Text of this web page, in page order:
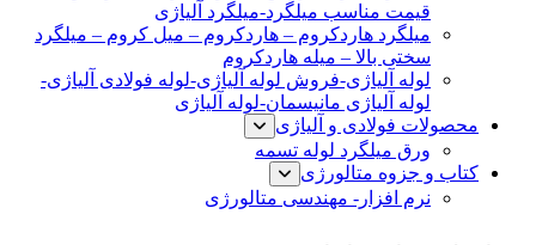
قیمت مناسب میلگرد-میلگرد آلیاژی
میلگرد هاردکروم – هاردکروم – میل کروم – میلگرد
سختی بالا – میله هاردکروم
لوله آلیاژی-فروش لوله آلیاژی-لوله فولادی آلیاژی-
لوله آلیاژی مانیسمان-لوله آلیاژی
محصولات فولادی و آلیاژی
ورق میلگرد لوله تسمه
کتاب و جزوه متالورژی
نرم افزار- مهندسی متالورژی